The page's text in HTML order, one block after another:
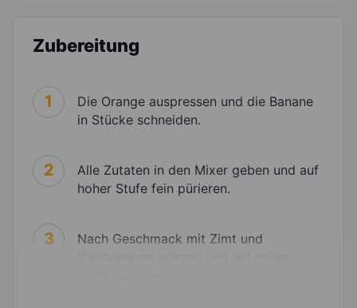
Zubereitung
1
Die Orange auspressen und die Banane
in Stücke schneiden.
2
Alle Zutaten in den Mixer geben und auf
hoher Stufe fein pürieren.
3
Nach Geschmack mit Zimt und